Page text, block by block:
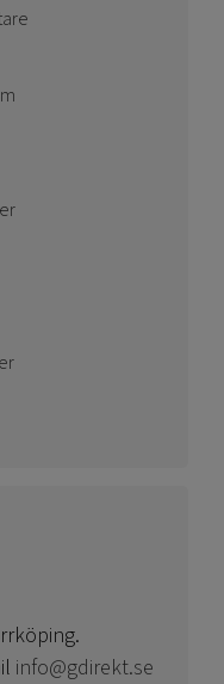
info@gdirekt.se